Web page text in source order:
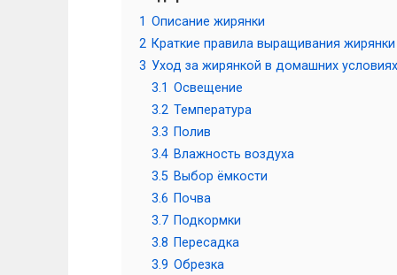
1 Описание жирянки
2 Краткие правила выращивания жирянки
3 Уход за жирянкой в домашних условиях
3.1 Освещение
3.2 Температура
3.3 Полив
3.4 Влажность воздуха
3.5 Выбор ёмкости
3.6 Почва
3.7 Подкормки
3.8 Пересадка
3.9 Обрезка